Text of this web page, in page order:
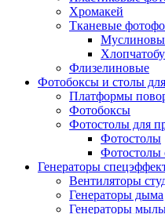
Хромакей
Тканевые
Флизелиновые
Фотобоксы и столы
Платформы
Фотобоксы
Фотостолы для
Фотостолы
Фотостолы
Генераторы
Вентиляторы
Генераторы дыма
Генераторы